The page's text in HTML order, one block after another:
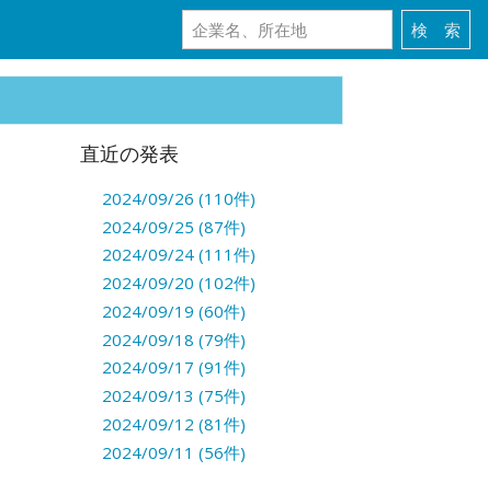
直近の発表
2024/09/26 (110件)
2024/09/25 (87件)
2024/09/24 (111件)
2024/09/20 (102件)
2024/09/19 (60件)
2024/09/18 (79件)
2024/09/17 (91件)
2024/09/13 (75件)
2024/09/12 (81件)
2024/09/11 (56件)